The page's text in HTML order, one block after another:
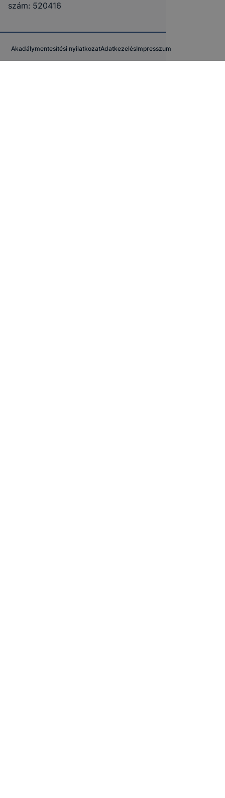
szám: 520416
Akadálymentesítési nyilatkozatAdatkezelésImpresszum